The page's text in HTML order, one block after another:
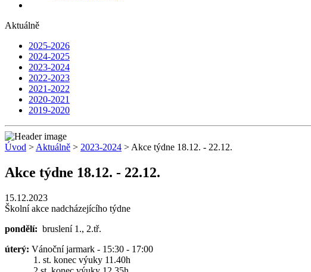
Aktuálně
2025-2026
2024-2025
2023-2024
2022-2023
2021-2022
2020-2021
2019-2020
Úvod > Aktuálně > 2023-2024 > Akce týdne 18.12. - 22.12.
Akce týdne 18.12. - 22.12.
15.12.2023
Školní akce nadcházejícího týdne
pondělí: bruslení 1., 2.tř.
úterý: Vánoční jarmark - 15:30 - 17:00
1. st. konec výuky 11.40h